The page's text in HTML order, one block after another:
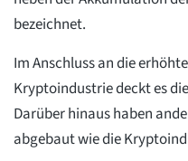
bezeichnet.
Im Anschluss an die erhöhte
Kryptoindustrie deckt es
Darüber hinaus haben
abgebaut wie die